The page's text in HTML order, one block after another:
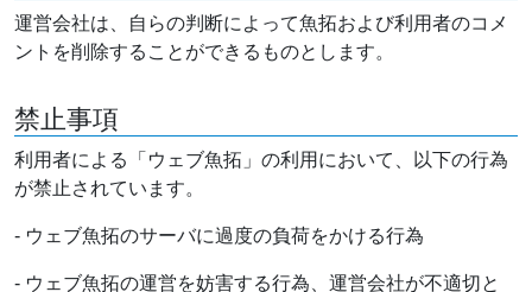
運営会社は、自らの判断によって魚拓および利用者のコメ
ントを削除することができるものとします。
禁止事項
利用者による「ウェブ魚拓」の利用において、以下の行為
が禁止されています。
- ウェブ魚拓のサーバに過度の負荷をかける行為
- ウェブ魚拓の運営を妨害する行為、運営会社が不適切と